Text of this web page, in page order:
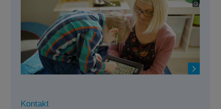
Kontakt